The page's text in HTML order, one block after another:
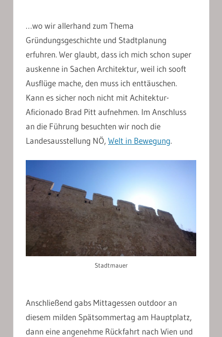
…wo wir allerhand zum Thema
Gründungsgeschichte und Stadtplanung
erfuhren. Wer glaubt, dass ich mich schon super
auskenne in Sachen Architektur, weil ich sooft
Ausflüge mache, den muss ich enttäuschen.
Kann es sicher noch nicht mit Achitektur-
Aficionado Brad Pitt aufnehmen. Im Anschluss
an die Führung besuchten wir noch die
Landesausstellung NÖ, Welt in Bewegung.
Stadtmauer
Anschließend gabs Mittagessen outdoor an
diesem milden Spätsommertag am Hauptplatz,
dann eine angenehme Rückfahrt nach Wien und